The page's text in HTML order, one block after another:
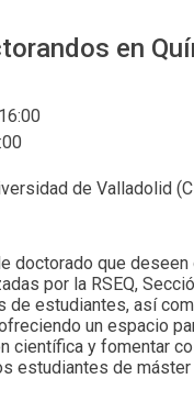
en
de Valladolid
doctorado que deseen
por la RSEQ,
de estudiantes, así
un espacio
científica y fomentar
estudiantes de